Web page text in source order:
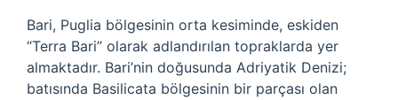
Bari, Puglia bölgesinin orta kesiminde, eskiden
“Terra Bari” olarak adlandırılan topraklarda yer
almaktadır. Bari’nin doğusunda Adriyatik Denizi;
batısında Basilicata bölgesinin bir parçası olan